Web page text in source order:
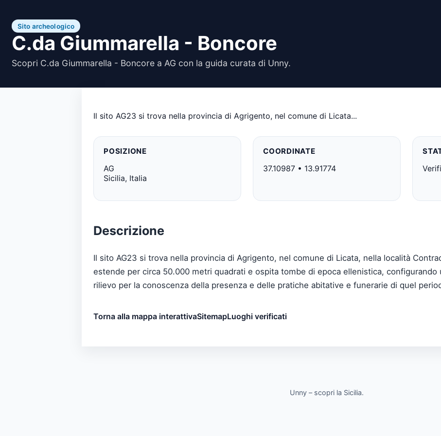
Sito archeologico
C.da Giummarella - Boncore
Scopri C.da Giummarella - Boncore a AG con la guida curata di Unny.
Il sito AG23 si trova nella provincia di Agrigento, nel comune di Licata...
POSIZIONE
AG
Sicilia, Italia
COORDINATE
37.10987 • 13.91774
Descrizione
Il sito AG23 si trova nella provincia di Agrigento, nel comune di Licata, nella località
estende per circa 50.000 metri quadrati e ospita tombe di epoca ellenistica, configurando
rilievo per la conoscenza della presenza e delle pratiche abitative e funerarie di quel
Torna alla mappa interattivaSitemapLuoghi verificati
Unny – scopri la Sicilia.